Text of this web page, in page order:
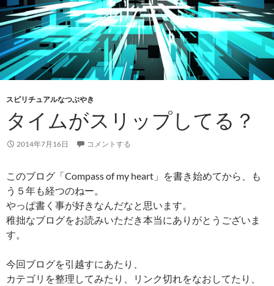
スピリチュアルなつぶやき
タイムがスリップしてる？
2014年7月16日 コメントする
このブログ「Compass of my heart」を書き始めてから、も
う５年も経つのねー。
やっぱ書く事が好きなんだなと思います。
稚拙なブログをお読みいただき本当にありがとうございま
す。
今回ブログを引越すにあたり、
カテゴリを整理してみたり、リンク切れをなおしてたり、